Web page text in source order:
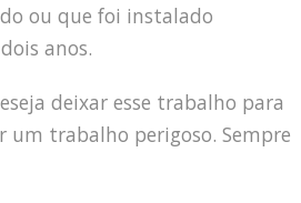
ou que foi instalado
anos.
deixar esse trabalho para
um trabalho perigoso. Sempre